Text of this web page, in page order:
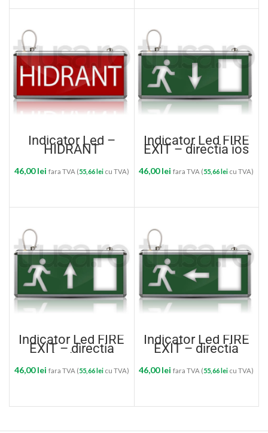
Indicator Led –
HIDRANT
46,00lei fara TVA (55,66leicu TVA)
Indicator Led FIRE
EXIT – directia jos
46,00lei fara TVA (55,66lei cu TVA)
Indicator Led FIRE
EXIT – directia
inainte
46,00lei fara TVA (55,66leicu TVA)
Indicator Led FIRE
EXIT – directia
stanga
46,00lei fara TVA (55,66lei cu TVA)